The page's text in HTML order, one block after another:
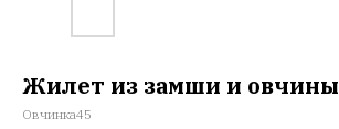
Жилет из замши и овчины
Овчинка45